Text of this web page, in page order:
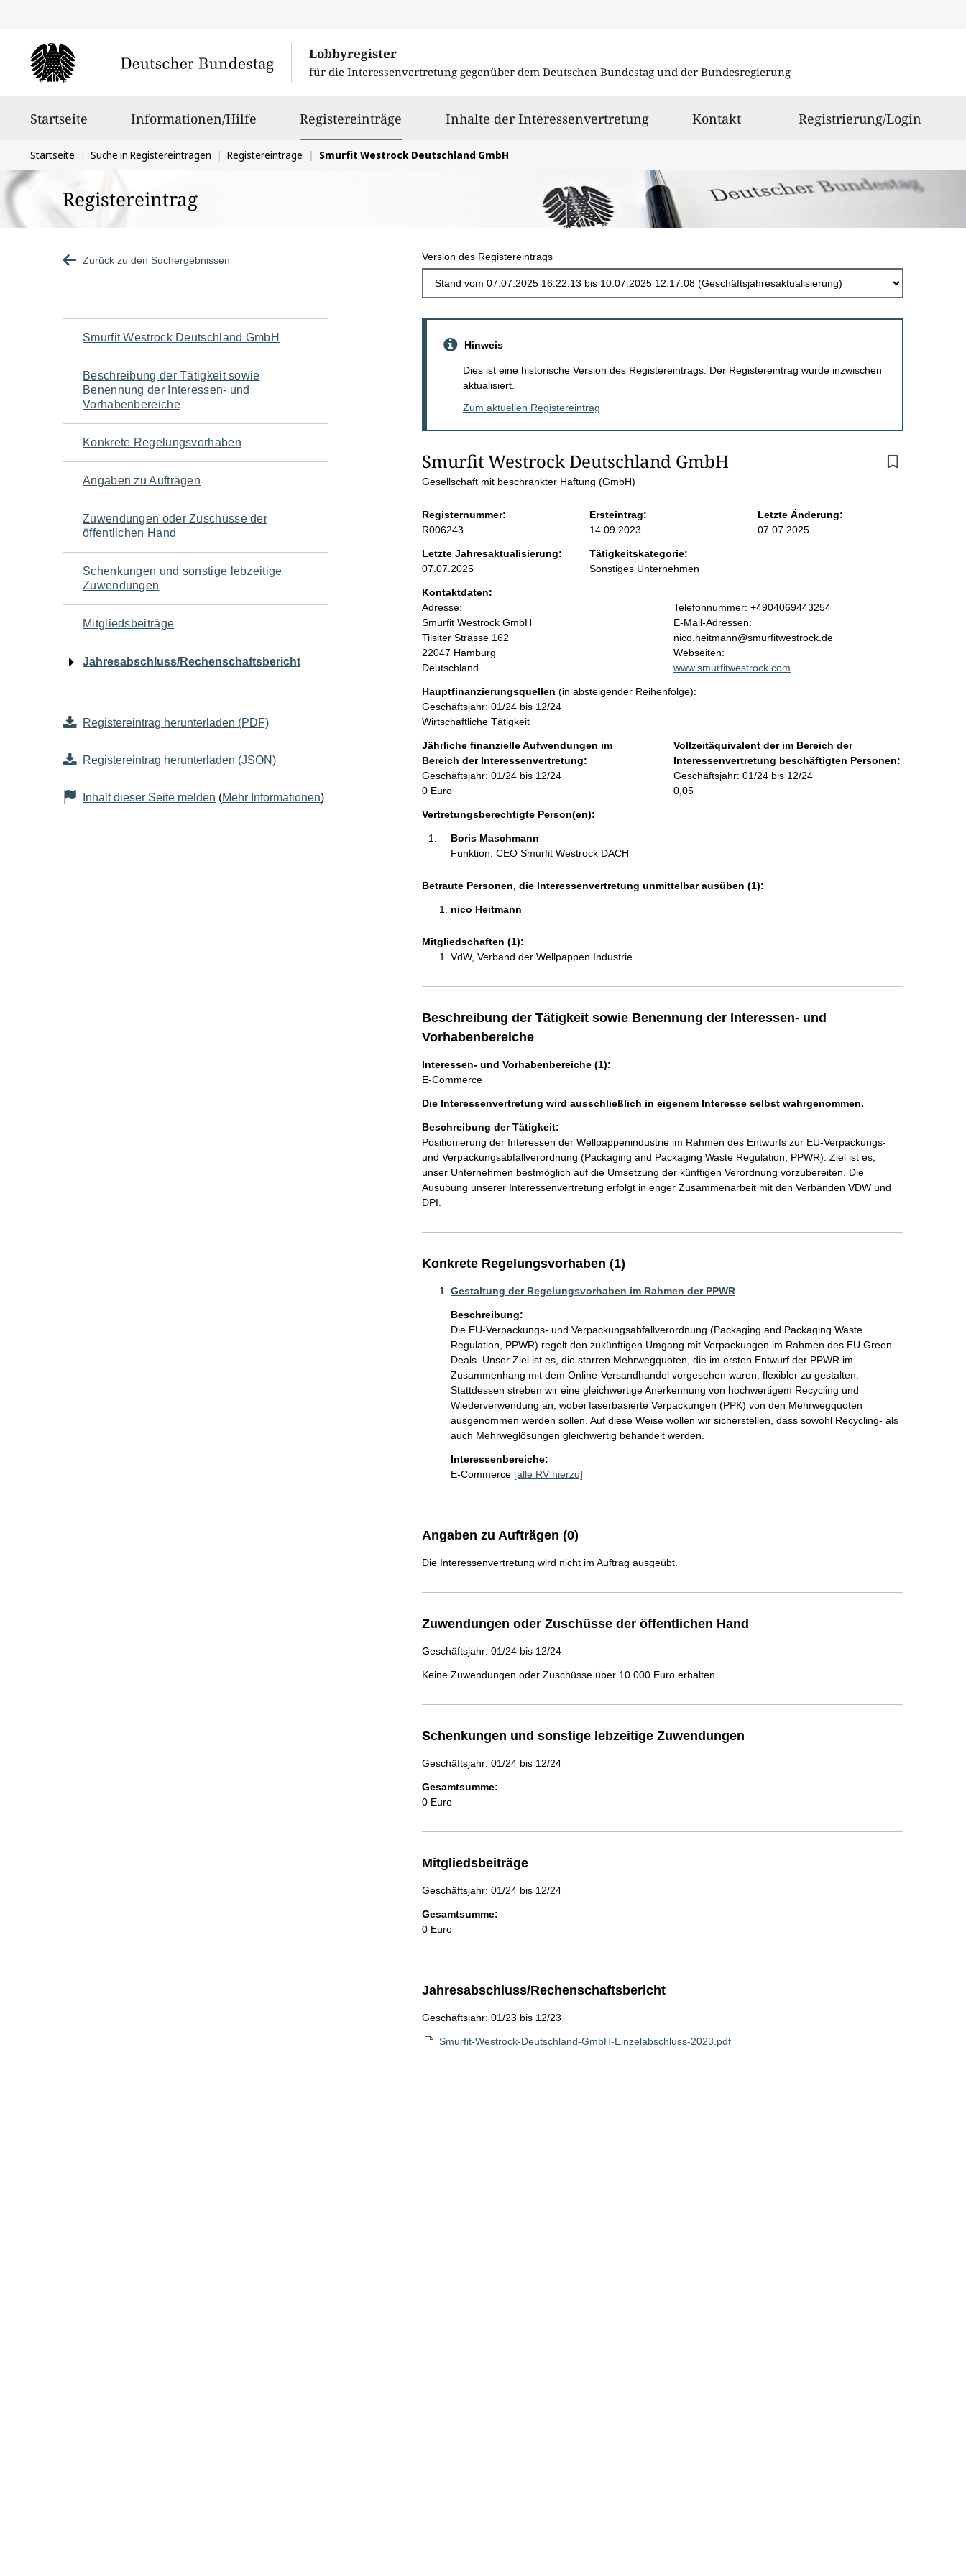
Lobbyregister
für die Interessenvertretung gegenüber dem Deutschen Bundestag und der Bundesregierung
Startseite Informationen/Hilfe Registereinträge ausgewähltInhalte der Interessenvertretung Kontakt Registrierung/Login
Sie
befinden
sich
hier:
Startseite Suche in Registereinträgen Registereinträge Smurfit Westrock Deutschland GmbH
Registereintrag
Zurück zu den Suchergebnissen Version des Registereintrags
Navigation
für
den
Seiteninhalt
Smurfit Westrock Deutschland GmbH
Beschreibung der Tätigkeit sowie
Benennung der Interessen- und
Vorhabenbereiche
Konkrete Regelungsvorhaben
Angaben zu Aufträgen
Zuwendungen oder Zuschüsse der
öffentlichen Hand
Schenkungen und sonstige lebzeitige
Zuwendungen
Mitgliedsbeiträge
Jahresabschluss/Rechenschaftsbericht
Registereintrag herunterladen (PDF)
Registereintrag herunterladen (JSON)
Inhalt dieser Seite melden (Mehr Informationen)
e
n
i
n
h
a
l
t
Hinweis
Dies ist eine historische Version des Registereintrags. Der Registereintrag wurde inzwischen
aktualisiert.
Zum aktuellen Registereintrag
Smurfit Westrock Deutschland GmbH
Gesellschaft mit beschränkter Haftung (GmbH)
Registernummer:
R006243
Ersteintrag:
14.09.2023
Letzte Änderung:
07.07.2025
Letzte Jahresaktualisierung:
07.07.2025
Tätigkeitskategorie:
Sonstiges Unternehmen
Kontaktdaten:
Adresse:
Smurfit Westrock GmbH
Tilsiter Strasse 162
22047 Hamburg
Deutschland
K
o
n
t
a
t
f
o
r
m
Telefonnummer: +4904069443254
E-Mail-Adressen:
nico.heitmann@smurfitwestrock.de
Webseiten:
www.smurfitwestrock.com
Hauptfinanzierungsquellen (in absteigender Reihenfolge):
Geschäftsjahr: 01/24 bis 12/24
Wirtschaftliche Tätigkeit
Jährliche finanzielle Aufwendungen im
Bereich der Interessenvertretung:
Geschäftsjahr: 01/24 bis 12/24
0 Euro
Vollzeitäquivalent der im Bereich der
Interessenvertretung beschäftigten Personen:
Geschäftsjahr: 01/24 bis 12/24
0,05
Vertretungsberechtigte Person(en):
Boris Maschmann
Funktion: CEO Smurfit Westrock DACH
Betraute Personen, die Interessenvertretung unmittelbar ausüben (1):
nico Heitmann
Mitgliedschaften (1):
VdW, Verband der Wellpappen Industrie
Beschreibung der Tätigkeit sowie Benennung der Interessen- und
Vorhabenbereiche
Interessen- und Vorhabenbereiche (1):
E-Commerce
Die Interessenvertretung wird ausschließlich in eigenem Interesse selbst wahrgenommen.
Beschreibung der Tätigkeit:
Positionierung der Interessen der Wellpappenindustrie im Rahmen des Entwurfs zur EU-Verpackungs-
und Verpackungsabfallverordnung (Packaging and Packaging Waste Regulation, PPWR). Ziel ist es,
unser Unternehmen bestmöglich auf die Umsetzung der künftigen Verordnung vorzubereiten. Die
Ausübung unserer Interessenvertretung erfolgt in enger Zusammenarbeit mit den Verbänden VDW und
DPI.
Konkrete Regelungsvorhaben (1)
Gestaltung der Regelungsvorhaben im Rahmen der PPWR
Beschreibung:
Die EU-Verpackungs- und Verpackungsabfallverordnung (Packaging and Packaging Waste
Regulation, PPWR) regelt den zukünftigen Umgang mit Verpackungen im Rahmen des EU Green
Deals. Unser Ziel ist es, die starren Mehrwegquoten, die im ersten Entwurf der PPWR im
Zusammenhang mit dem Online-Versandhandel vorgesehen waren, flexibler zu gestalten.
Stattdessen streben wir eine gleichwertige Anerkennung von hochwertigem Recycling und
Wiederverwendung an, wobei faserbasierte Verpackungen (PPK) von den Mehrwegquoten
ausgenommen werden sollen. Auf diese Weise wollen wir sicherstellen, dass sowohl Recycling- als
auch Mehrweglösungen gleichwertig behandelt werden.
Interessenbereiche:
E-Commerce [alle RV hierzu]
Angaben zu Aufträgen (0)
Die Interessenvertretung wird nicht im Auftrag ausgeübt.
Zuwendungen oder Zuschüsse der öffentlichen Hand
Geschäftsjahr: 01/24 bis 12/24
Keine Zuwendungen oder Zuschüsse über 10.000 Euro erhalten.
Schenkungen und sonstige lebzeitige Zuwendungen
Geschäftsjahr: 01/24 bis 12/24
Gesamtsumme:
0 Euro
Mitgliedsbeiträge
Geschäftsjahr: 01/24 bis 12/24
Gesamtsumme:
0 Euro
Jahresabschluss/Rechenschaftsbericht
Geschäftsjahr: 01/23 bis 12/23
Smurfit-Westrock-Deutschland-GmbH-Einzelabschluss-2023.pdf